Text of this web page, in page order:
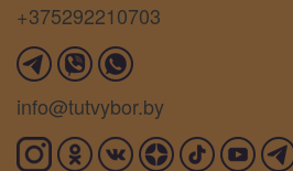
+375292210703
info@tutvybor.by